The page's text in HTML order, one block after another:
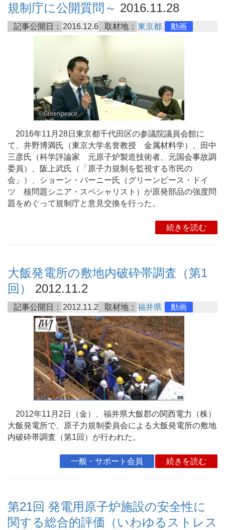
規制庁に公開質問～ 2016.11.28
記事公開日： 2016.12.6 取材地： 東京都 動画
2016年11月28日東京都千代田区の参議院議員会館に
て、井野博満氏（東京大学名誉教授 金属材料学）、田中
三彦氏（科学評論家 元原子炉製造技術者、元国会事故調
委員）、阪上武氏（「原子力規制を監視する市民の
会」）、ショーン・バーニー氏（グリーンピース・ドイ
ツ 核問題シニア・スペシャリスト）が原発部品の強度問
題をめぐって規制庁と意見交換を行った。
続きを読む
大飯発電所の敷地内破砕帯調査（第1
回）
2012.11.2
記事公開日： 2012.11.2 取材地： 福井県 動画
2012年11月2日（金）、福井県大飯郡の関西電力（株）
大飯発電所で、原子力規制委員会による大飯発電所の敷地
内破砕帯調査（第1回）が行われた。
一般・サポート会員 続きを読む
第21回 発電用原子炉施設の安全性に
関する総合的評価（いわゆるストレス